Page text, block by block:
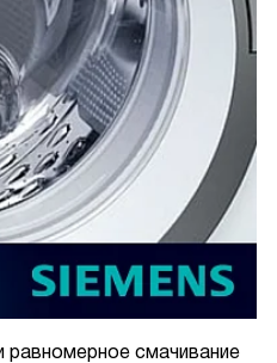
равномерное смачивание